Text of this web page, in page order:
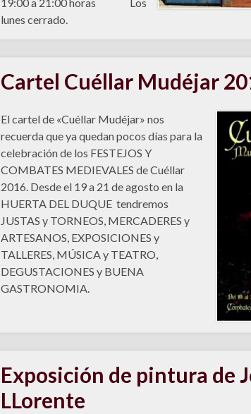
lunes cerrado.
Cartel Cuéllar Mudéjar
El cartel de «Cuéllar Mudéjar» nos
recuerda que ya quedan pocos días para la
celebración de los FESTEJOS Y
COMBATES MEDIEVALES de Cuéllar
2016. Desde el 19 a 21 de agosto en la
HUERTA DEL DUQUE tendremos
JUSTAS y TORNEOS, MERCADERES y
ARTESANOS, EXPOSICIONES y
TALLERES, MÚSICA y TEATRO,
DEGUSTACIONES y BUENA
GASTRONOMIA.
Exposición de pintura de
LLorente